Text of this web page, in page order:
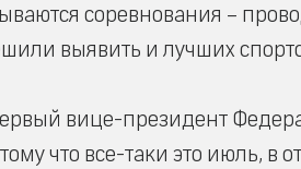
соревнования –
выявить и лучших
вице-президент
что все-таки это июль, в